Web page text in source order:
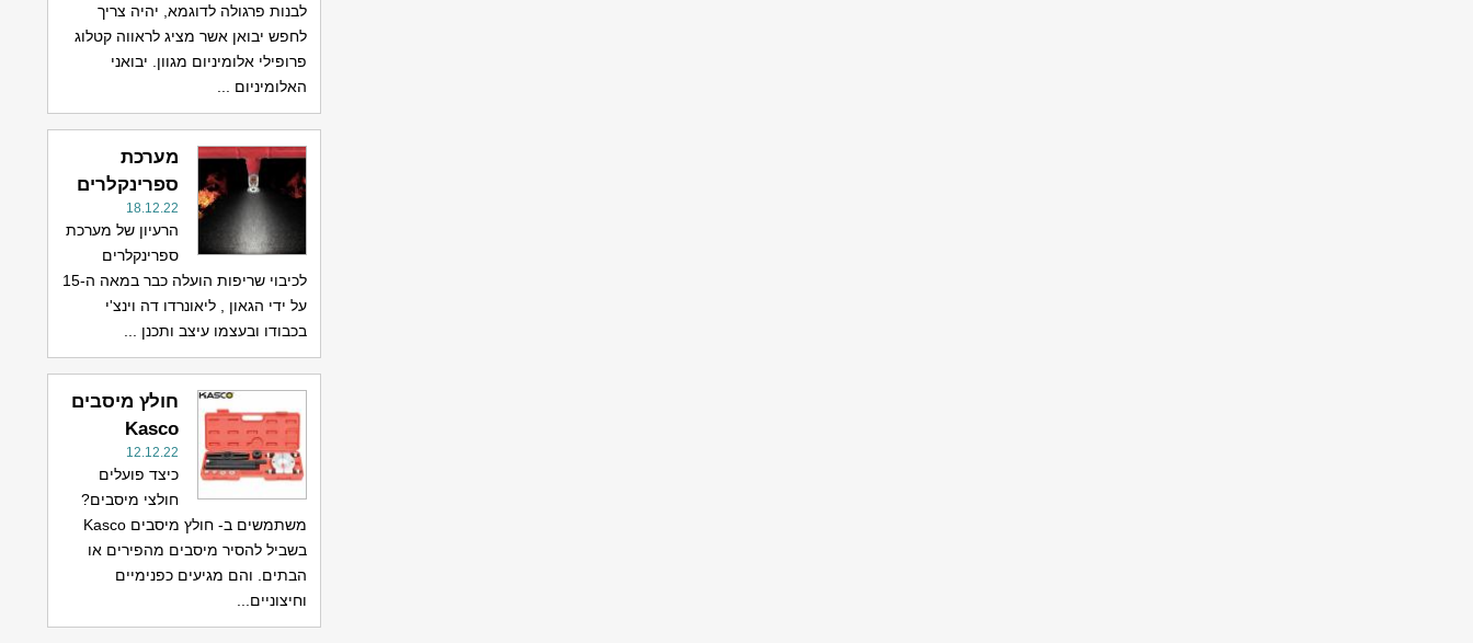
לבנות פרגולה לדוגמא, יהיה צריך
לחפש יבואן אשר מציג לראווה קטלוג
פרופילי אלומיניום מגוון. יבואני
האלומיניום ...
מערכת
ספרינקלרים
18.12.22
הרעיון של מערכת
ספרינקלרים
לכיבוי שריפות הועלה כבר במאה ה-15
על ידי הגאון , ליאונרדו דה וינצ'י
בכבודו ובעצמו עיצב ותכנן ...
חולץ מיסבים
Kasco
12.12.22
כיצד פועלים
חולצי מיסבים?
משתמשים ב- חולץ מיסבים Kasco
בשביל להסיר מיסבים מהפירים או
הבתים. והם מגיעים כפנימיים
וחיצוניים...